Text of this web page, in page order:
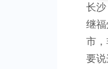
长
继
市
要